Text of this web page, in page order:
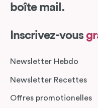
boîte mail.
Inscrivez-vous
Newsletter Hebdo
Newsletter Recettes
Offres promotionelles